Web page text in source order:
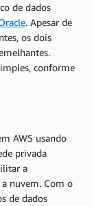
de dados
. Apesar de
os dois
conforme
AWS usando
privada
a
nuvem. Com o
de dados